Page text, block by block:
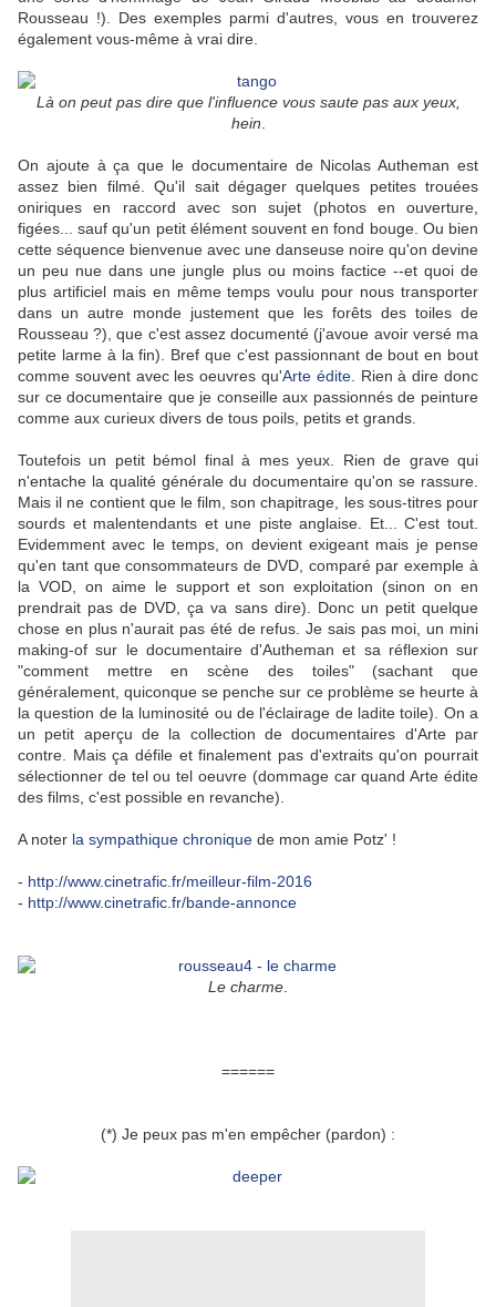
Rousseau !). Des exemples parmi d'autres, vous en trouverez
également vous-même à vrai dire.
Là on peut pas dire que l'influence vous saute pas aux yeux,
hein
On ajoute à ça que le documentaire de Nicolas Autheman est
assez bien filmé. Qu'il sait dégager quelques petites trouées
oniriques en raccord avec son sujet (photos en ouverture,
figées... sauf qu'un petit élément souvent en fond bouge. Ou bien
cette séquence bienvenue avec une danseuse noire qu'on devine
un peu nue dans une jungle plus ou moins factice --et quoi de
plus artificiel mais en même temps voulu pour nous transporter
dans un autre monde justement que les forêts des toiles de
Rousseau ?), que c'est assez documenté (j'avoue avoir versé ma
petite larme à la fin). Bref que c'est passionnant de bout en bout
comme souvent avec les oeuvres qu'Arte édite. Rien à dire donc
sur ce documentaire que je conseille aux passionnés de peinture
comme aux curieux divers de tous poils, petits et grands.
Toutefois un petit bémol final à mes yeux. Rien de grave qui
n'entache la qualité générale du documentaire qu'on se rassure.
Mais il ne contient que le film, son chapitrage, les sous-titres pour
sourds et malentendants et une piste anglaise. Et... C'est tout.
Evidemment avec le temps, on devient exigeant mais je pense
qu'en tant que consommateurs de DVD, comparé par exemple à
la VOD, on aime le support et son exploitation (sinon on en
prendrait pas de DVD, ça va sans dire). Donc un petit quelque
chose en plus n'aurait pas été de refus. Je sais pas moi, un mini
making-of sur le documentaire d'Autheman et sa réflexion sur
"comment mettre en scène des toiles" (sachant que
généralement, quiconque se penche sur ce problème se heurte à
la question de la luminosité ou de l'éclairage de ladite toile). On a
un petit aperçu de la collection de documentaires d'Arte par
contre. Mais ça défile et finalement pas d'extraits qu'on pourrait
sélectionner de tel ou tel oeuvre (dommage car quand Arte édite
des films, c'est possible en revanche).
A noter la sympathique chronique de mon amie Potz' !
- http://www.cinetrafic.fr/meilleur-film-2016
- http://www.cinetrafic.fr/bande-annonce
Le charme
======
(*) Je peux pas m'en empêcher (pardon) :